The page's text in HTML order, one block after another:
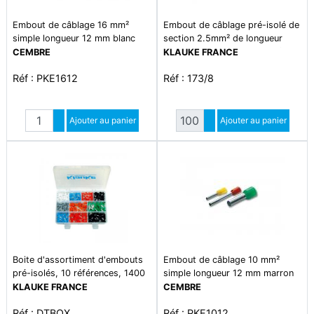
Embout de câblage 16 mm²
simple longueur 12 mm blanc
CEMBRE
Réf : PKE1612
Quantité
Augmenter quantité
Diminuer quantité
Ajouter au panier
Embout de câblage pré-isolé de
section 2.5mm² de longueur
8mm. isolant en polypropylène
température d'utilisation 105°c
norme nfc 63-023
KLAUKE FRANCE
Réf : 173/8
Quantité
Augmenter quantité
Diminuer quantité
Ajouter au panier
Boite d'assortiment d'embouts
pré-isolés, 10 références, 1400
pièces
KLAUKE FRANCE
Embout de câblage 10 mm²
simple longueur 12 mm marron
CEMBRE